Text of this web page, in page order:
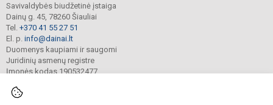
Savivaldybės biudžetinė įstaiga
Dainų g. 45, 78260 Šiauliai
Tel. +370 41 55 27 51
El. p. info@dainai.lt
Duomenys kaupiami ir saugomi
Juridinių asmenų registre
Įmonės kodas 190532477